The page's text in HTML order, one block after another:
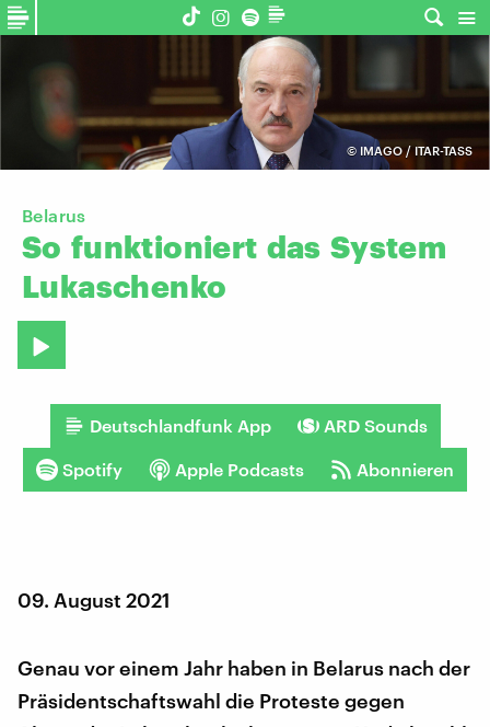
© IMAGO / ITAR-TASS
Belarus
So funktioniert das System
Lukaschenko
Deutschlandfunk App ARD Sounds
Spotify Apple Podcasts Abonnieren
09. August 2021
Genau vor einem Jahr haben in Belarus nach der
Präsidentschaftswahl die Proteste gegen